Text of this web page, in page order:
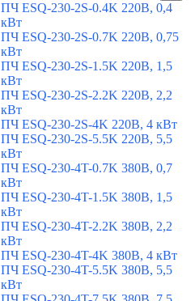
ПЧ ESQ-230-2S-0.4K 220В, 0,4
кВт
ПЧ ESQ-230-2S-0.7K 220В, 0,75
кВт
ПЧ ESQ-230-2S-1.5K 220В, 1,5
кВт
ПЧ ESQ-230-2S-2.2K 220В, 2,2
кВт
ПЧ ESQ-230-2S-4K 220В, 4 кВт
ПЧ ESQ-230-2S-5.5K 220В, 5,5
кВт
ПЧ ESQ-230-4T-0.7K 380В, 0,7
кВт
ПЧ ESQ-230-4T-1.5K 380В, 1,5
кВт
ПЧ ESQ-230-4T-2.2K 380В, 2,2
кВт
ПЧ ESQ-230-4T-4K 380В, 4 кВт
ПЧ ESQ-230-4T-5.5K 380В, 5,5
кВт